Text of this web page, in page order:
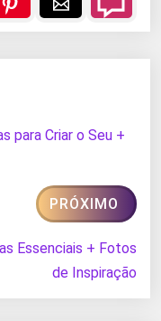
para Criar o Seu +
PRÓXIMO
Essenciais + Fotos
de Inspiração